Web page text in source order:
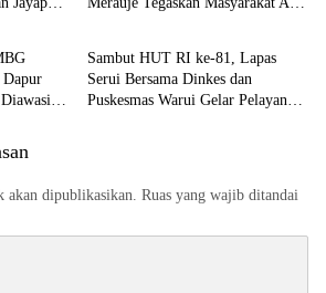
Dapur
BERITA
Sambut HUT RI ke-81, Lapas
Serui Bersama Dinkes dan
Puskesmas Warui Gelar Pelayanan
dipublikasikan. Ruas yang wajib ditandai